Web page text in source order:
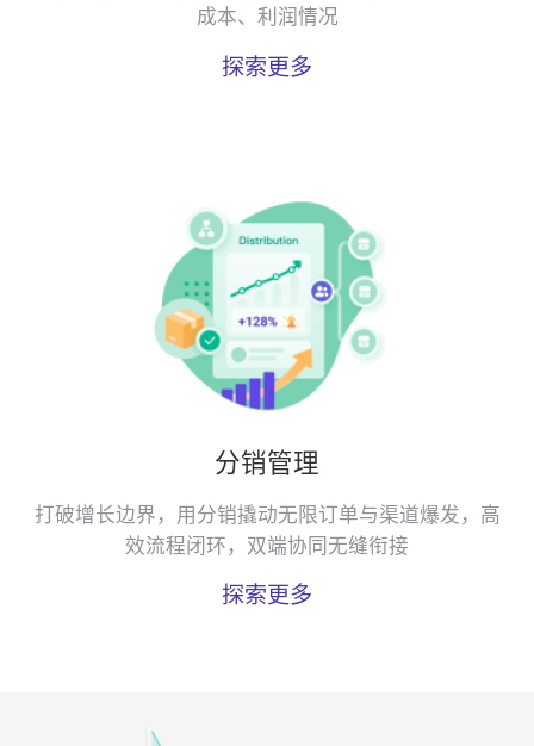
成本、利润情况
探索更多
分销管理
打破增长边界，用分销撬动无限订单与渠道爆发，高
效流程闭环，双端协同无缝衔接
探索更多